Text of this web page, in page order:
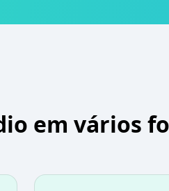
em vários